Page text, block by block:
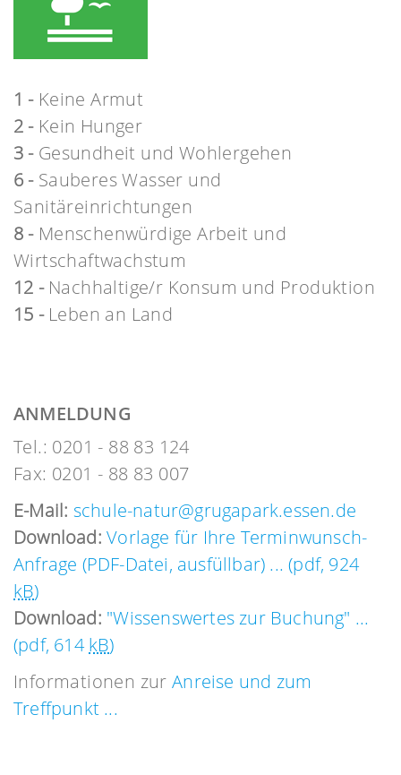
1 - Keine Armut
2 - Kein Hunger
3 - Gesundheit und Wohlergehen
6 - Sauberes Wasser und
Sanitäreinrichtungen
8 - Menschenwürdige Arbeit und
Wirtschaftwachstum
12 - Nachhaltige/r Konsum und Produktion
15 - Leben an Land
ANMELDUNG
Tel.: 0201 - 88 83 124
Fax: 0201 - 88 83 007
E-Mail: schule-natur@grugapark.essen.de
Download: Vorlage für Ihre Terminwunsch-
Anfrage (PDF-Datei, ausfüllbar) ... (pdf, 924
kB)
Download: "Wissenswertes zur Buchung" ...
(pdf, 614kB)
Informationen zurAnreise und zum
Treffpunkt ...